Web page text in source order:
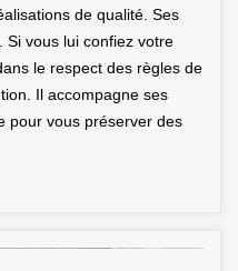
de qualité. Ses
Si vous lui confiez votre
le respect des règles de
Il accompagne ses
pour vous préserver des